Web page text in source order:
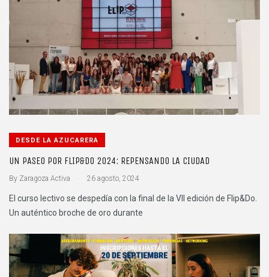
DESDE LA AZUCARERA
UN PASEO POR FLIP&DO 2024: REPENSANDO LA CIUDAD
By Zaragoza Activa 26 agosto, 2024
El curso lectivo se despedía con la final de la VII edición de Flip&Do.
Un auténtico broche de oro durante